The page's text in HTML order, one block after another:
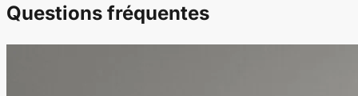
Questions fréquentes